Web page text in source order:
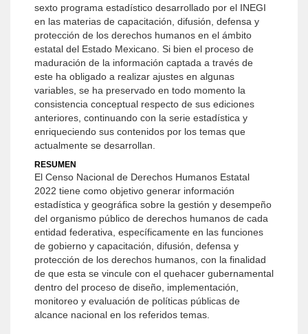
sexto programa estadístico desarrollado por el INEGI
en las materias de capacitación, difusión, defensa y
protección de los derechos humanos en el ámbito
estatal del Estado Mexicano. Si bien el proceso de
maduración de la información captada a través de
este ha obligado a realizar ajustes en algunas
variables, se ha preservado en todo momento la
consistencia conceptual respecto de sus ediciones
anteriores, continuando con la serie estadística y
enriqueciendo sus contenidos por los temas que
actualmente se desarrollan.
RESUMEN
El Censo Nacional de Derechos Humanos Estatal
2022 tiene como objetivo generar información
estadística y geográfica sobre la gestión y desempeño
del organismo público de derechos humanos de cada
entidad federativa, específicamente en las funciones
de gobierno y capacitación, difusión, defensa y
protección de los derechos humanos, con la finalidad
de que esta se vincule con el quehacer gubernamental
dentro del proceso de diseño, implementación,
monitoreo y evaluación de políticas públicas de
alcance nacional en los referidos temas.